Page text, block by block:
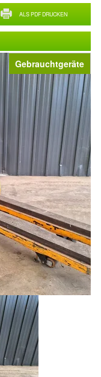
Gebrauchtgeräte
ALS PDF DRUCKEN